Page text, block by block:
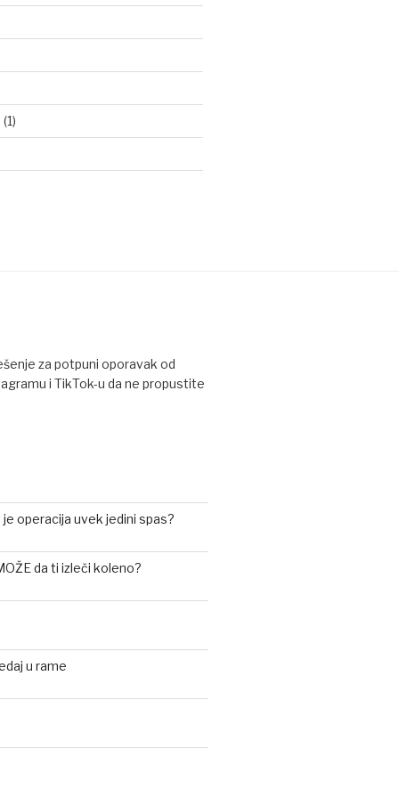
(1)
za potpuni oporavak od
i TikTok-u da ne propustite
operacija uvek jedini spas?
da ti izleči koleno?
u rame